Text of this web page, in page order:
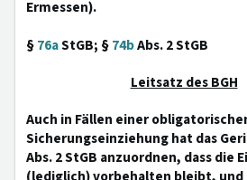
Ermessen).
§76aStGB; §74bAbs. 2 StGB
Leitsatz des BGH
Auch in Fällen einer
Sicherungseinziehung hat das
Abs. 2 StGB anzuordnen, dass die